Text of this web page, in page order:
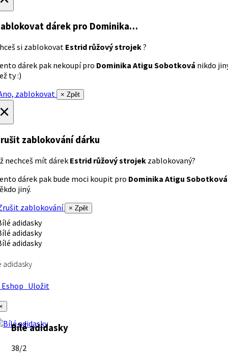
dárek pro Dominika…
si zablokovat Estrid růžový strojek?
dárek pak nekoupí pro Dominika Atigu Sobotková nikdo
ty :)
zablokovat
× Zpět
zablokování dárku
nechceš mít dárek Estrid růžový strojek zablokovaný?
dárek pak bude moci koupit pro Dominika Atigu Sobotková
jiný.
zablokování
× Zpět
adidasky
Uložit
Bílé adidasky
38/2